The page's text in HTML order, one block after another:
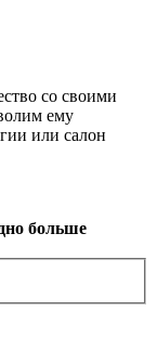
со своими
ему
или салон
больше